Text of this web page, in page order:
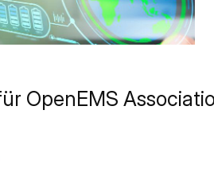
OpenEMS